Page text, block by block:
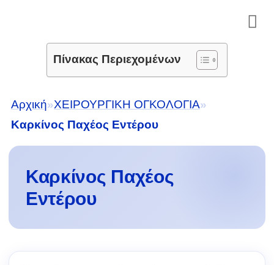
περιεχόμενο
Πίνακας Περιεχομένων
Αρχική»ΧΕΙΡΟΥΡΓΙΚΗ ΟΓΚΟΛΟΓΙΑ»
Καρκίνος Παχέος Εντέρου
Καρκίνος Παχέος
Εντέρου